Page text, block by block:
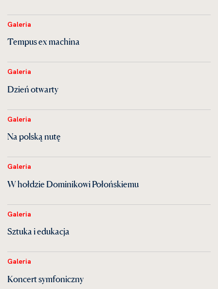
Galeria
Tempus ex machina
Galeria
Dzień otwarty
Galeria
Na polską nutę
Galeria
W hołdzie Dominikowi Połońskiemu
Galeria
Sztuka i edukacja
Galeria
Koncert symfoniczny